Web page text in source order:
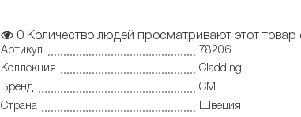
0 Количество людей просматривают этот товар
Артикул
78206
Коллекция
Cladding
Бренд
CM
Страна
Швеция